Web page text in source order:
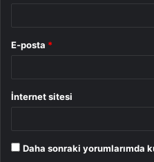
E-posta *
İnternet sitesi
Daha sonraki yorumlarımda